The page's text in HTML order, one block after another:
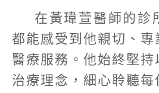
在黃瑋萱醫師的診
都能感受到他親切、專
醫療服務。他始終堅持
治療理念，細心聆聽每